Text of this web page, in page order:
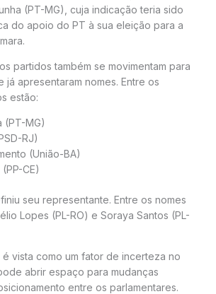
(PT-MG), cuja indicação teria sido
do apoio do PT à sua eleição para a
partidos também se movimentam para
já apresentaram nomes. Entre os
estão:
(PT-MG)
RJ)
(União-BA)
(PP-CE)
seu representante. Entre os nomes
Lopes (PL-RO) e Soraya Santos (PL-
vista como um fator de incerteza no
abrir espaço para mudanças
entre os parlamentares.